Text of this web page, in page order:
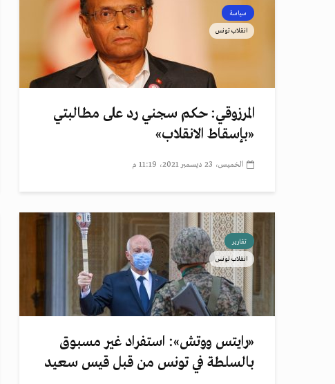
سياسة
انقلاب تونس
المرزوقي: حكم سجني رد على مطالبتي
«بإسقاط الانقلاب»
الخميس، 23 ديسمبر 2021، 11:19 م
تقارير
انقلاب تونس
«رايتس ووتش»: استفراد غير مسبوق
بالسلطة في تونس من قبل قيس سعيد